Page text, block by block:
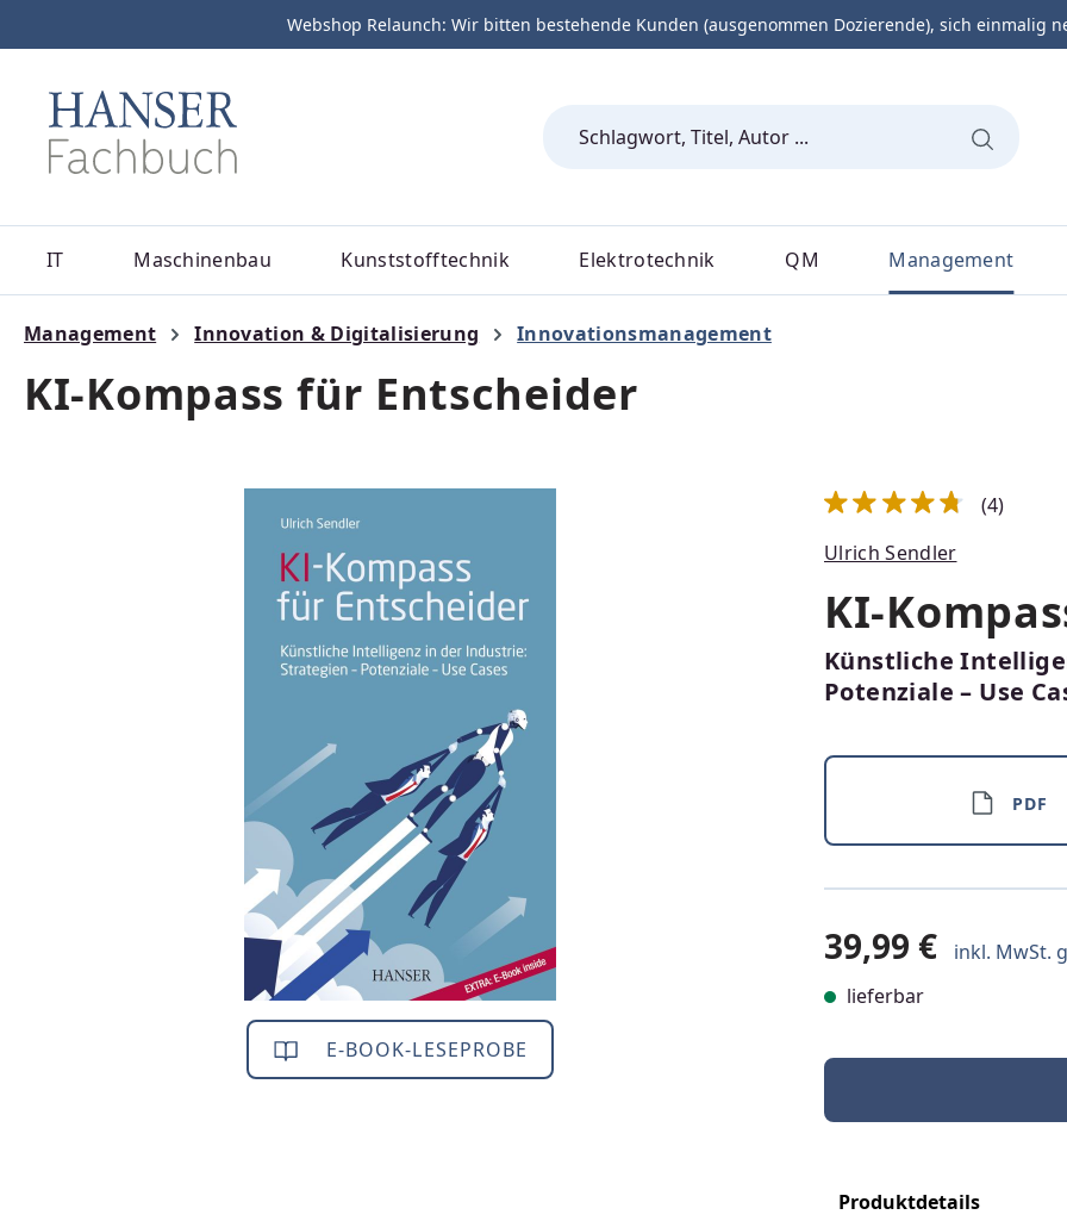
Zur Hauptnavigation springenWebshop Relaunch: Wir bitten bestehende Kunden (ausgenommen Dozierende), sich einmalig
IT Maschinenbau Kunststofftechnik Elektrotechnik QM Management
Management Innovation & Digitalisierung Innovationsmanagement
KI-Kompass für Entscheider
E-BOOK-LESEPROBE
(4)
Ulrich Sendler
KI-
Künstliche
Potenziale – Use
PDF
39,99 € inkl. MwSt.
lieferbar
Produktdetails